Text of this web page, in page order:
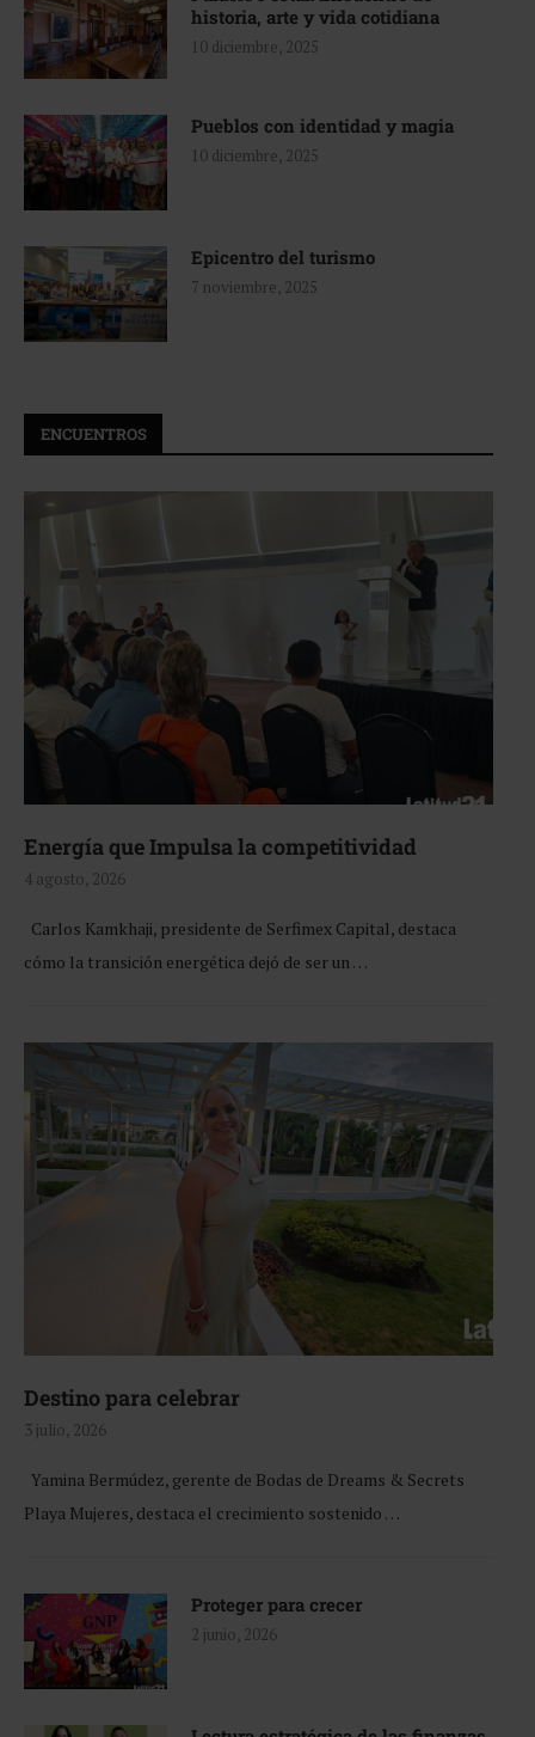
historia, arte y vida cotidiana
10 diciembre, 2025
Pueblos con identidad y magia
10 diciembre, 2025
Epicentro del turismo
7 noviembre, 2025
ENCUENTROS
Energía que Impulsa la competitividad
4 agosto, 2026
Carlos Kamkhaji, presidente de Serfimex Capital, destaca
cómo la transición energética dejó de ser un …
Destino para celebrar
3 julio, 2026
Yamina Bermúdez, gerente de Bodas de Dreams & Secrets
Playa Mujeres, destaca el crecimiento sostenido …
Proteger para crecer
2 junio, 2026